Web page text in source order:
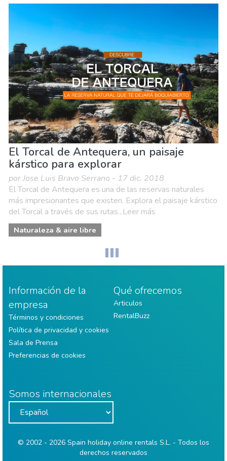
El Torcal de Antequera, un paisaje
kárstico para explorar
por Jose Luis Bravo Serrano - 17 dic. 2018
El Torcal de Antequera es una de las reservas naturales
más impresionantes que existen. Explora el paisaje kárstico
del Torcal a través de sus rutas...Leer más
Naturaleza & aire libre
Información de la
empresa
Términos y condiciones
Política de privacidad y cookies
Sala de Prensa
Preferencias de cookies
Qué ofrecemos
Articulos
RentalBuzz
Somos internacionales
© 2002 - 2026 Spain holiday online rentals S.L. - Todos los
derechos reservados